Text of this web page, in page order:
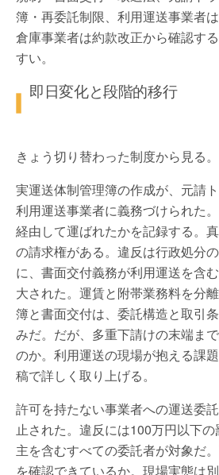
簿・再委託制限、利用運送事業者は
倉庫事業者は約款改正から確認す
すい。
即日変化と段階的移行
きょう切り替わった制度から見る。
実運送体制管理簿の作成が、元請
利用運送事業者に義務づけられた
経由して運ばれたかを記録する。
の請求権がある。違反は行政処分
に、書面交付義務が利用運送を含
大された。運賃と附帯業務料を分
簿と書面交付は、委託構造と取引
みだ。だが、多重下請けの末端ま
のか。利用運送の現場が抱える課
稿で詳しく取り上げる。
許可を持たない事業者への運送委
止された。違反には100万円以下
主を含むすべての委託者が対象だ
を確認できているか。現場実態は別